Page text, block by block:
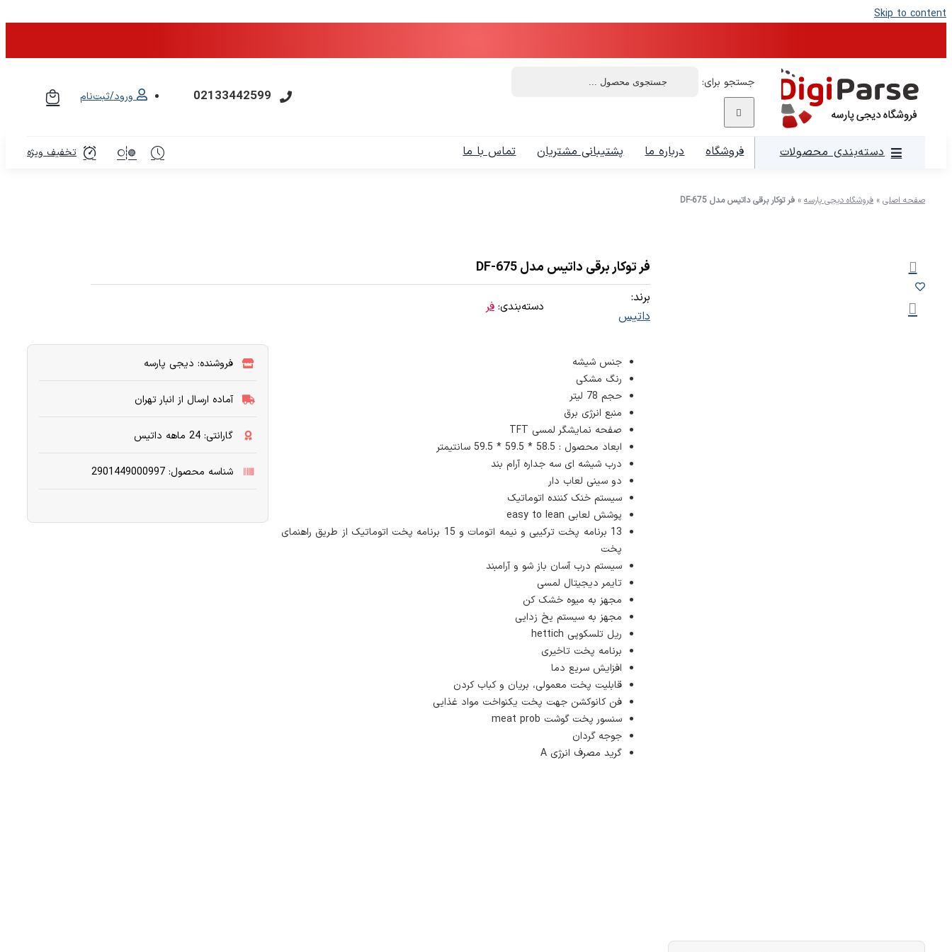
Skip to content
جستجو برای:
02133442599 ورود/ثبت‌نام
دسته‌بندی محصولات فروشگاه درباره ما پشتیبانی مشتریان تماس با ما تخفیف ویژه
صفحه اصلی » فروشگاه دیجی پارسه » فر توکار برقی داتیس مدل DF-675
فر توکار برقی داتیس مدل DF-675
برند:
داتیس
دسته‌بندی: فر
جنس شیشه
رنگ مشکی
حجم 78 لیتر
منبع انرژی برق
صفحه نمایشگر لمسی TFT
ابعاد محصول​ : 58.5 * 59.5 * 59.5 سانتیمتر
درب شیشه ای سه جداره آرام بند
دو سینی لعاب دار
سیستم خنک کننده اتوماتیک
پوشش لعابی easy to lean
13 برنامه پخت ترکیبی و نیمه اتومات و 15 برنامه پخت اتوماتیک از طریق راهنمای
پخت
سیستم درب آسان باز شو و آرامبند
تایمر دیجیتال لمسی
مجهز به میوه خشک کن
مجهز به سیستم یخ زدایی
ریل تلسکوپی hettich
برنامه پخت تاخیری
افزایش سریع دما
قابلیت پخت معمولی، بریان و کباب کردن
فن کانوکشن جهت پخت یکنواخت مواد غذایی
سنسور پخت گوشت meat prob
جوجه گردان
گرید مصرف انرژی A
فروشنده: دیجی پارسه
آماده ارسال از انبار تهران
گارانتی: 24 ماهه داتیس
شناسه محصول: 2901449000997